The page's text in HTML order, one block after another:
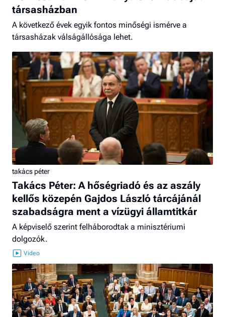
társasházban
A következő évek egyik fontos minőségi ismérve a
társasházak válságállósága lehet.
takács péter
Takács Péter: A hőségriadó és az aszály
kellős közepén Gajdos László tárcájánál
szabadságra ment a vízügyi államtitkár
A képviselő szerint felháborodtak a minisztériumi
dolgozók.